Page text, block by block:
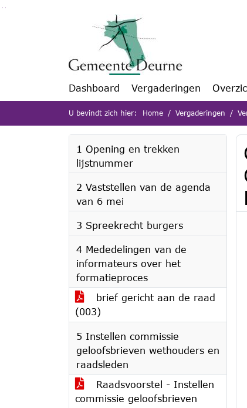
Ga naar de inhoud van deze pagina
Dashboard Vergaderingen
U bevindt zich hier: Home Vergaderingen
1 Opening en trekken
lijstnummer
2 Vaststellen van de agenda
van 6 mei
3 Spreekrecht burgers
4 Mededelingen van de
informateurs over het
formatieproces
brief gericht aan de raad
(003)
5 Instellen commissie
geloofsbrieven wethouders en
raadsleden
Raadsvoorstel - Instellen
commissie geloofsbrieven